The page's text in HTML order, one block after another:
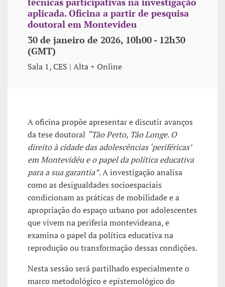
aplicada. Oficina a partir de pesquisa
doutoral em Montevideu
30 de janeiro de 2026, 10h00 - 12h30
(GMT)
Sala 1, CES | Alta + Online
A oficina propõe apresentar e discutir avanços
da tese doutoral “Tão Perto, Tão Longe. O
direito à cidade das adolescências ‘periféricas’
em Montevidéu e o papel da política educativa
para a sua garantia”. A investigação analisa
como as desigualdades socioespaciais
condicionam as práticas de mobilidade e a
apropriação do espaço urbano por adolescentes
que vivem na periferia montevideana, e
examina o papel da política educativa na
reprodução ou transformação dessas condições.
Nesta sessão será partilhado especialmente o
marco metodológico e epistemológico do